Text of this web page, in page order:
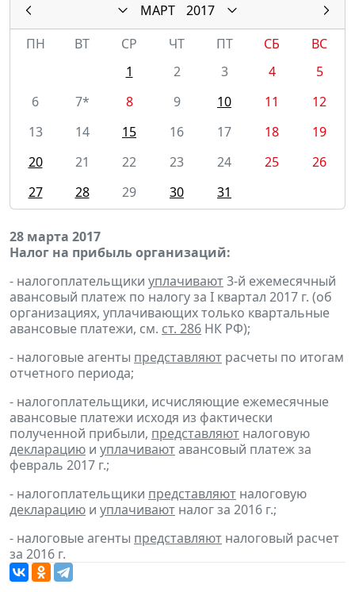
МАРТ
2017
ПН
ВТ СР ЧТ ПТ СБ
ВС
1
2 3 4
5
6
7* 8 9 10 11
12
13
14 15 16 17 18
19
20
21 22 23 24 25
26
27
28 29 30 31
28 марта 2017
Налог на прибыль организаций:
- налогоплательщики уплачивают3-й ежемесячный
авансовый платеж по налогу за I квартал 2017 г. (об
организациях, уплачивающих только квартальные
авансовые платежи, см. ст. 286 НК РФ);
- налоговые агенты представляют расчеты по итогам
отчетного периода;
- налогоплательщики, исчисляющие ежемесячные
авансовые платежи исходя из фактически
полученной прибыли, представляют налоговую
декларацию и уплачиваютавансовый платеж за
февраль 2017 г.;
- налогоплательщики представляют налоговую
декларацию и уплачивают налог за 2016 г.;
- налоговые агенты представляют налоговый расчет
за 2016 г.